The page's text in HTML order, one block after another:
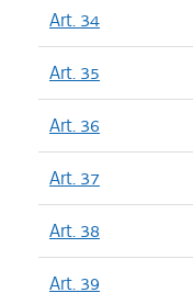
Art. 34
Art. 35
Art. 36
Art. 37
Art. 38
Art. 39